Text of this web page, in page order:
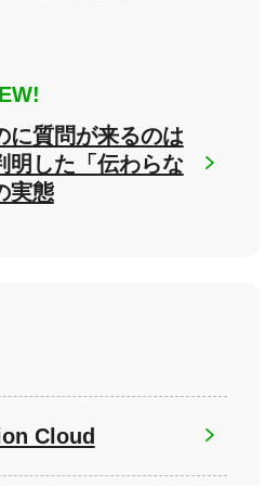
に質問が来るのは
明した「伝わらな
実態
Cloud